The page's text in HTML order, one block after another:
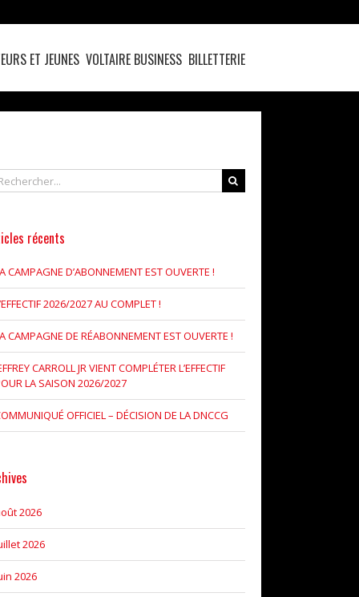
ET JEUNES VOLTAIRE BUSINESS BILLETTERIE
récents
CAMPAGNE D’ABONNEMENT EST OUVERTE !
2026/2027 AU COMPLET !
CAMPAGNE DE RÉABONNEMENT EST OUVERTE !
CARROLL JR VIENT COMPLÉTER L’EFFECTIF
LA SAISON 2026/2027
OFFICIEL – DÉCISION DE LA DNCCG
2026
2026
2026